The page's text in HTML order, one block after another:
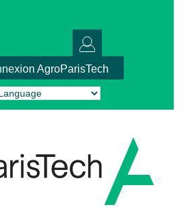
AgroParisTech
by Translate